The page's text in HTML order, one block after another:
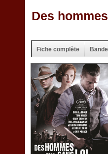
Des
Fiche complète